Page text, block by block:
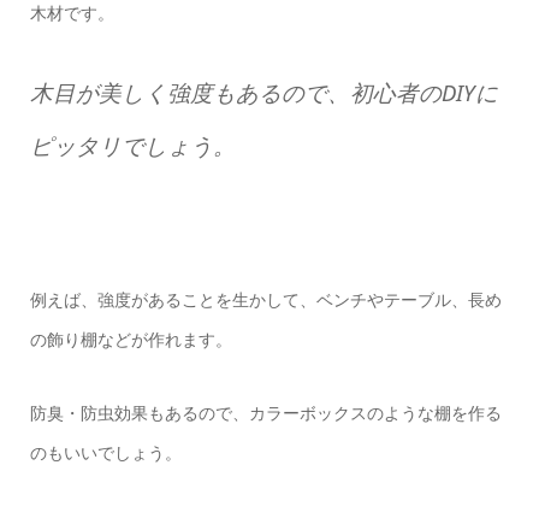
木材です。
木目が美しく強度もあるので、初心者のDIYに
ピッタリでしょう。
例えば、強度があることを生かして、ベンチやテーブル、長め
の飾り棚などが作れます。
防臭・防虫効果もあるので、カラーボックスのような棚を作る
のもいいでしょう。